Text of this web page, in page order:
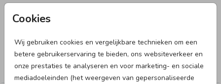
Cookies
Wij gebruiken cookies en vergelijkbare technieken om een
betere gebruikerservaring te bieden, ons websiteverkeer en
onze prestaties te analyseren en voor marketing- en sociale
mediadoeleinden (het weergeven van gepersonaliseerde
Let hierbij op de volgende dingen:
- De kaarten moeten zelf worden uitgesneden om de look
van handgeschept papier te creëren.
- Kies uit onze twee beschikbare formaten:
1. Eindformaat 11 x 17 cm (oorspronkelijk 14 x 21 cm)
Designer
Collectie
Meisje